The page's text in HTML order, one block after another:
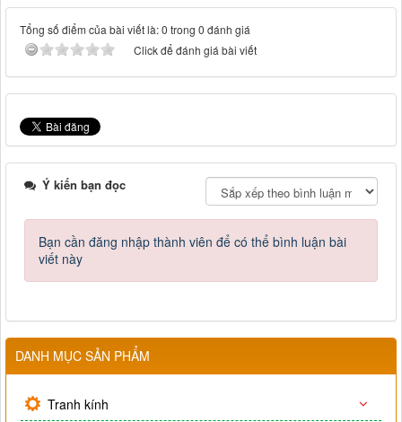
Tổng số điểm của bài viết là: 0 trong 0 đánh giá
Click để đánh giá bài viết
Ý kiến bạn đọc
Bạn cần đăng nhập thành viên để có thể bình luận bài
viết này
DANH MỤC SẢN PHẨM
Tranh kính